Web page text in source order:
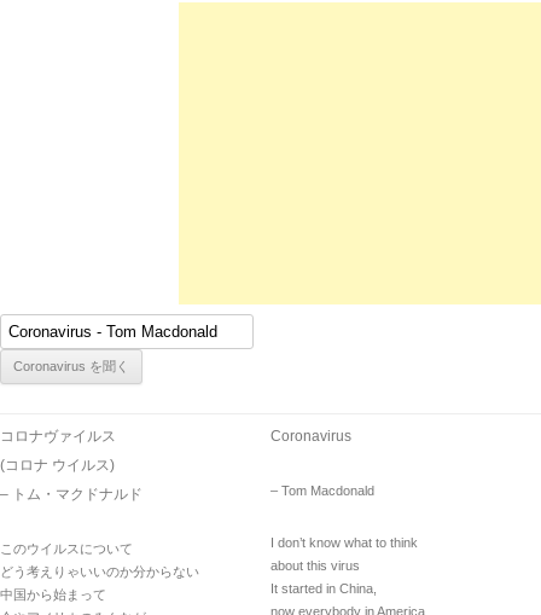
コロナヴァイルス
(コロナ ウイルス)
– トム・マクドナルド
このウイルスについて
どう考えりゃいいのか分からない
中国から始まって
Coronavirus
– Tom Macdonald
I don’t know what to think
about this virus
It started in China,
now everybody in America